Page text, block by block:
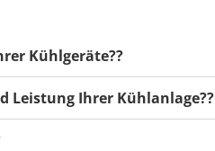
Kühlgeräte??
Leistung Ihrer Kühlanlage??